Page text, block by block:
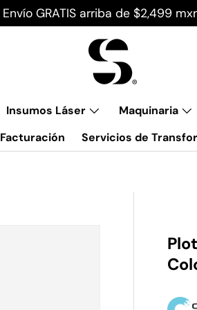
Envío GRATIS arriba de $2,499
Insumos Láser Maquinaria
Facturación Servicios de